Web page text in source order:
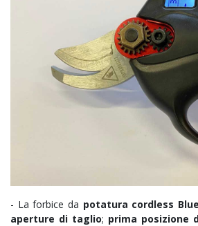
- La forbice da potatura cordless
aperture di taglio; prima posizione